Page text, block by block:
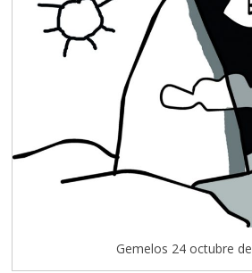
Gemelos 24 octubre